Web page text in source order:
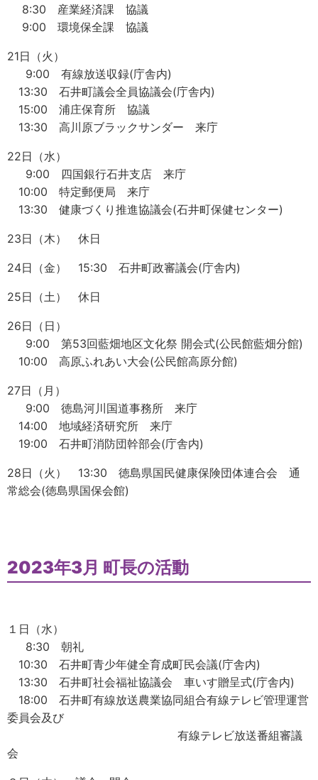
8:30 産業経済課 協議
9:00 環境保全課 協議
21日（火）
9:00 有線放送収録(庁舎内)
13:30 石井町議会全員協議会(庁舎内)
15:00 浦庄保育所 協議
13:30 高川原ブラックサンダー 来庁
22日（水）
9:00 四国銀行石井支店 来庁
10:00 特定郵便局 来庁
13:30 健康づくり推進協議会(石井町保健センター)
23日（木） 休日
24日（金） 15:30 石井町政審議会(庁舎内)
25日（土） 休日
26日（日）
9:00 第53回藍畑地区文化祭 開会式(公民館藍畑分館)
10:00 高原ふれあい大会(公民館高原分館)
27日（月）
9:00 徳島河川国道事務所 来庁
14:00 地域経済研究所 来庁
19:00 石井町消防団幹部会(庁舎内)
28日（火） 13:30 徳島県国民健康保険団体連合会 通
常総会(徳島県国保会館)
2023年3月 町長の活動
１日（水）
8:30 朝礼
10:30 石井町青少年健全育成町民会議(庁舎内)
13:30 石井町社会福祉協議会 車いす贈呈式(庁舎内)
18:00 石井町有線放送農業協同組合有線テレビ管理運営
委員会及び
有線テレビ放送番組審議
会